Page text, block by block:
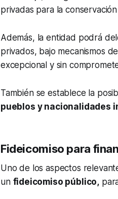
privadas para la
Además, la entidad podrá
privados, bajo mecanismos
excepcional y sin
También se establece la
pueblos y nacionalidades
Fideicomiso para
Uno de los aspectos
un fideicomiso público,